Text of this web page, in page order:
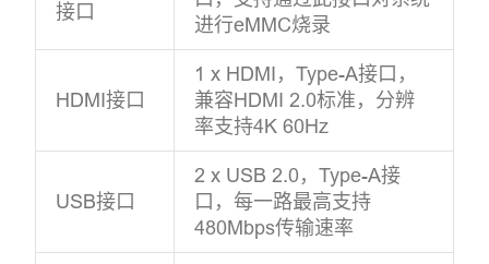
接口
进行eMMC烧录
HDMI接口
1 x HDMI，Type-A接口，
兼容HDMI 2.0标准，分辨
率支持4K 60Hz
USB接口
2 x USB 2.0，Type-A接
口，每一路最高支持
480Mbps传输速率